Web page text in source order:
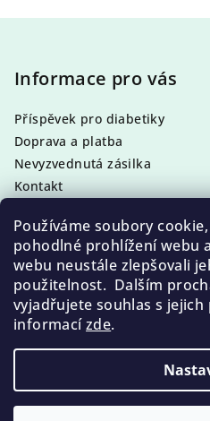
Používáme soubory
pohodlné prohlížení webu
webu neustále zlepšovali
použitelnost. Dalším
vyjadřujete souhlas s jejich
informacízde.
Informace pro vás
Příspěvek pro diabetiky
Doprava a platba
Nevyzvednutá zásilka
Kontakt
Podmínky ochrany osobních
Facebook
Copyright 2026
Callusan. Všechna